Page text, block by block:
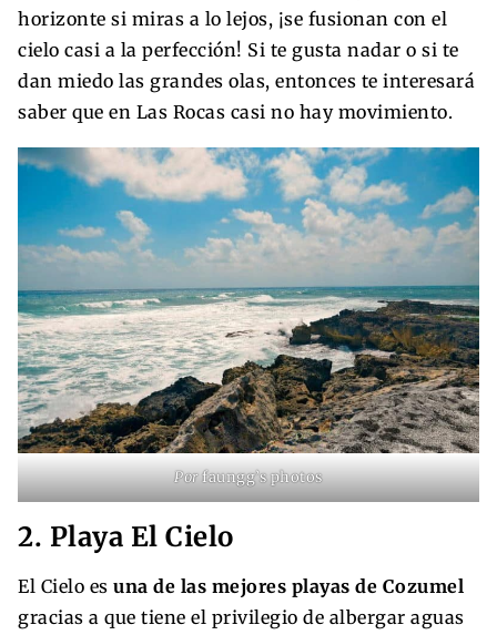
horizonte si miras a lo lejos, ¡se fusionan con el
cielo casi a la perfección! Si te gusta nadar o si te
dan miedo las grandes olas, entonces te interesará
saber que en Las Rocas casi no hay movimiento.
Porfaungg’s photos
2. Playa El Cielo
El Cielo es una de las mejores playas de Cozumel
gracias a que tiene el privilegio de albergar aguas